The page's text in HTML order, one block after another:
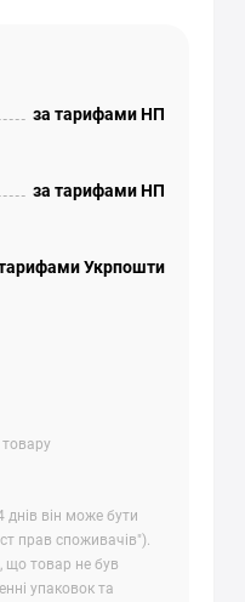
за тарифами НП
за тарифами НП
Укрпошти
товару
він може бути
прав споживачів").
товар не був
упаковок та